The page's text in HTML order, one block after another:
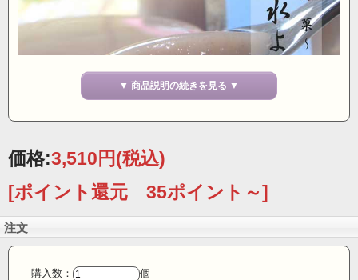
１ ２
の日持ちとなります。
▼ 商品説明の続きを見る ▼
価格:3,510円(税込)
[ポイント還元 35ポイント～]
注文
購入数： 個